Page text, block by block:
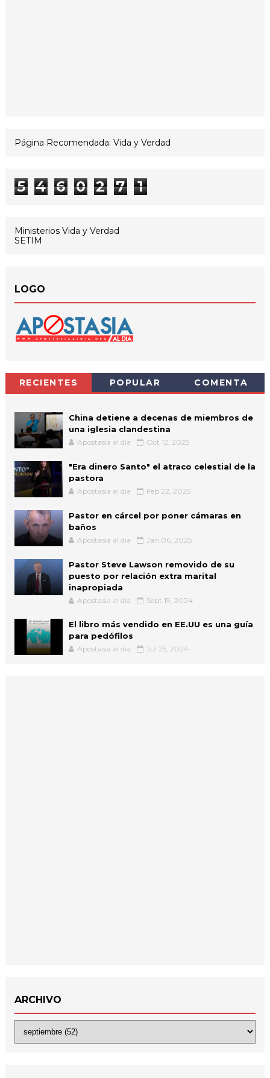
Página Recomendada: Vida y Verdad
5 4 6 0 2 7 1
Ministerios Vida y Verdad
SETIM
LOGO
RECIENTES POPULAR COMENTA
China detiene a decenas de miembros de
una iglesia clandestina
Apostasia al dia Oct 12, 2025
"Era dinero Santo" el atraco celestial de la
pastora
Apostasia al dia Feb 22, 2025
Pastor en cárcel por poner cámaras en
baños
Apostasia al dia Jan 06, 2025
Pastor Steve Lawson removido de su
puesto por relación extra marital
inapropiada
Apostasia al dia Sept 19, 2024
El libro más vendido en EE.UU es una guía
para pedófilos
Apostasia al dia Jul 25, 2024
ARCHIVO